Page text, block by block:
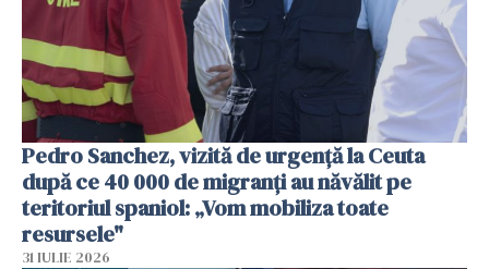
Pedro Sanchez, vizită de urgență la Ceuta
după ce 40 000 de migranți au năvălit pe
teritoriul spaniol: „Vom mobiliza toate
resursele"
31 IULIE 2026